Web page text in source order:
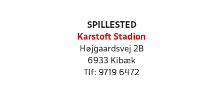
SPILLESTED
Karstoft Stadion
Højgaardsvej 2B
6933 Kibæk
Tlf: 9719 6472